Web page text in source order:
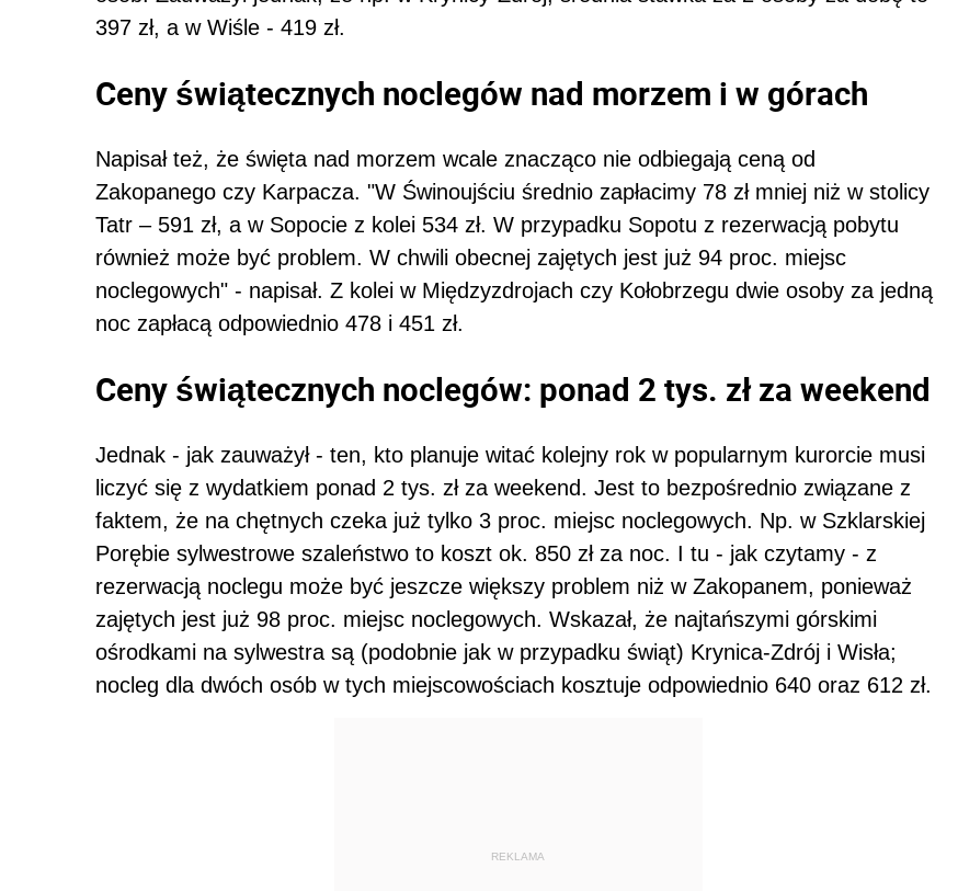
397 zł, a w Wiśle - 419 zł.
Ceny świątecznych noclegów nad morzem i w górach
Napisał też, że święta nad morzem wcale znacząco nie odbiegają ceną od
Zakopanego czy Karpacza. "W Świnoujściu średnio zapłacimy 78 zł mniej niż w stolicy
Tatr – 591 zł, a w Sopocie z kolei 534 zł. W przypadku Sopotu z rezerwacją pobytu
również może być problem. W chwili obecnej zajętych jest już 94 proc. miejsc
noclegowych" - napisał. Z kolei w Międzyzdrojach czy Kołobrzegu dwie osoby za jedną
noc zapłacą odpowiednio 478 i 451 zł.
Ceny świątecznych noclegów: ponad 2 tys. zł za weekend
Jednak - jak zauważył - ten, kto planuje witać kolejny rok w popularnym kurorcie musi
liczyć się z wydatkiem ponad 2 tys. zł za weekend. Jest to bezpośrednio związane z
faktem, że na chętnych czeka już tylko 3 proc. miejsc noclegowych. Np. w Szklarskiej
Porębie sylwestrowe szaleństwo to koszt ok. 850 zł za noc. I tu - jak czytamy - z
rezerwacją noclegu może być jeszcze większy problem niż w Zakopanem, ponieważ
zajętych jest już 98 proc. miejsc noclegowych. Wskazał, że najtańszymi górskimi
ośrodkami na sylwestra są (podobnie jak w przypadku świąt) Krynica-Zdrój i Wisła;
nocleg dla dwóch osób w tych miejscowościach kosztuje odpowiednio 640 oraz 612 zł.
REKLAMA